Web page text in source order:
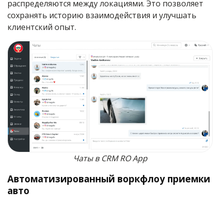
распределяются между локациями. Это позволяет
сохранять историю взаимодействия и улучшать
клиентский опыт.
Чаты в CRM RO App
Автоматизированный воркфлоу приемки
авто